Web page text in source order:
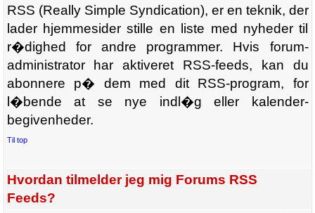
RSS (Really Simple Syndication), er en teknik, der
lader hjemmesider stille en liste med nyheder til
r�dighed for andre programmer. Hvis forum-
administrator har aktiveret RSS-feeds, kan du
abonnere p� dem med dit RSS-program, for
l�bende at se nye indl�g eller kalender-
begivenheder.
Til top
Hvordan tilmelder jeg mig Forums RSS
Feeds?